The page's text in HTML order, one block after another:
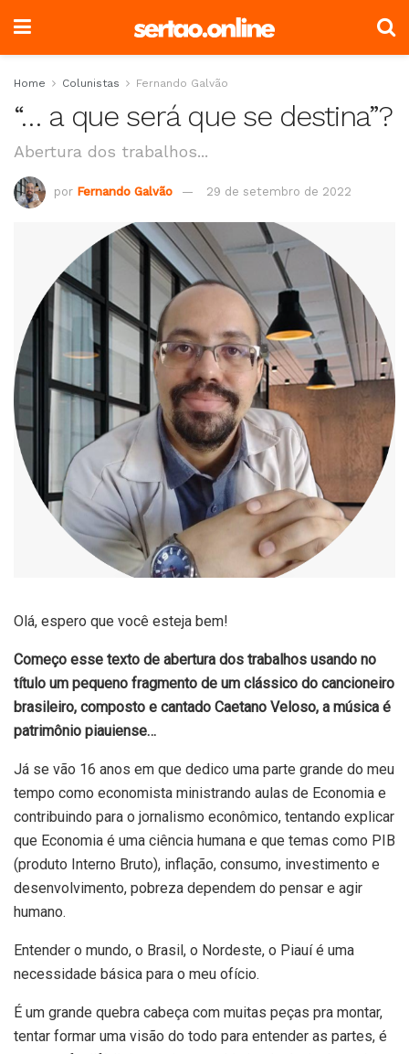
Home Colunistas Fernando Galvão
“… a que será que se destina”?
Abertura dos trabalhos...
por Fernando Galvão 29 de setembro de 2022
Olá, espero que você esteja bem!
Começo esse texto de abertura dos trabalhos usando no
título um pequeno fragmento de um clássico do cancioneiro
brasileiro, composto e cantado Caetano Veloso, a música é
patrimônio piauiense…
Já se vão 16 anos em que dedico uma parte grande do meu
tempo como economista ministrando aulas de Economia e
contribuindo para o jornalismo econômico, tentando explicar
que Economia é uma ciência humana e que temas como PIB
(produto Interno Bruto), inflação, consumo, investimento e
desenvolvimento, pobreza dependem do pensar e agir
humano.
Entender o mundo, o Brasil, o Nordeste, o Piauí é uma
necessidade básica para o meu ofício.
É um grande quebra cabeça com muitas peças pra montar,
tentar formar uma visão do todo para entender as partes, é